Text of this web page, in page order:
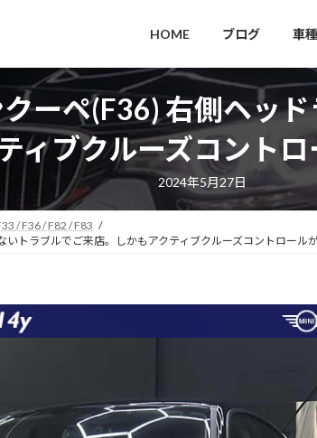
HOME ブログ 車
ーペ(F36) 右側ヘッ
ィブクルーズコント
2024年5月27日
/ F36 / F82 / F83
トラブルでご来店。しかもアクティブクルーズコントロール